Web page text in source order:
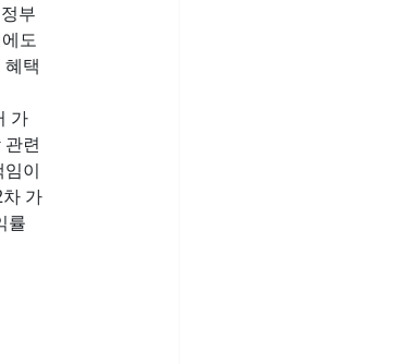
부
도
택
가
련
이
가
률